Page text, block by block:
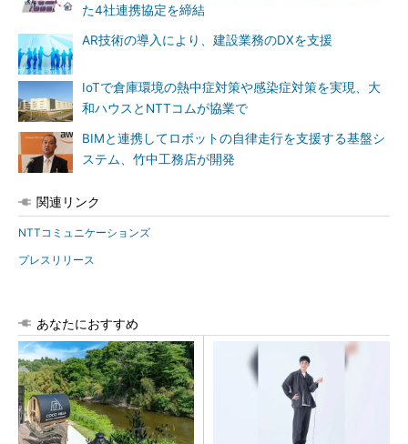
た4社連携協定を締結
AR技術の導入により、建設業務のDXを支援
IoTで倉庫環境の熱中症対策や感染症対策を実現、大
和ハウスとNTTコムが協業で
BIMと連携してロボットの自律走行を支援する基盤シ
ステム、竹中工務店が開発
関連リンク
NTTコミュニケーションズ
プレスリリース
あなたにおすすめ